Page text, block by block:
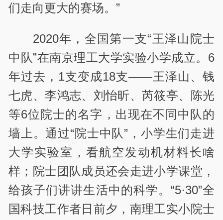
们走向更大的赛场。”
2020年，全国第一支“王泽山院士
中队”在南京理工大学实验小学成立。6
年过去，1支变成18支——王泽山、钱
七虎、李鸿志、刘怡昕、芮筱亭、陈光
等6位院士的名字，出现在不同中队的
墙上。通过“院士中队”，小学生们走进
大学实验室，看航空发动机材料长啥
样；院士团队成员还会走进小学课堂，
给孩子们讲讲生活中的科学。“5·30”全
国科技工作者日前夕，南理工实小院士